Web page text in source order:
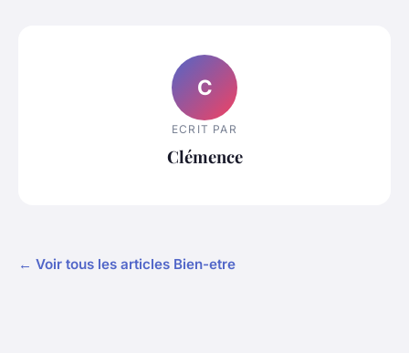
C
ECRIT PAR
Clémence
← Voir tous les articles Bien-etre